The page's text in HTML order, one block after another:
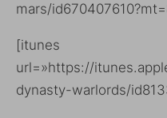
mars/
[itunes
url=»https://
dynasty-warlords/